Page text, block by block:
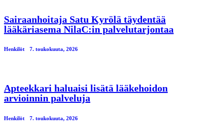
Sairaanhoitaja Satu Kyrölä täydentää
lääkäriasema NilaC:in palvelutarjontaa
Henkilöt 7. toukokuuta, 2026
Apteekkari haluaisi lisätä lääkehoidon
arvioinnin palveluja
Henkilöt 7. toukokuuta, 2026